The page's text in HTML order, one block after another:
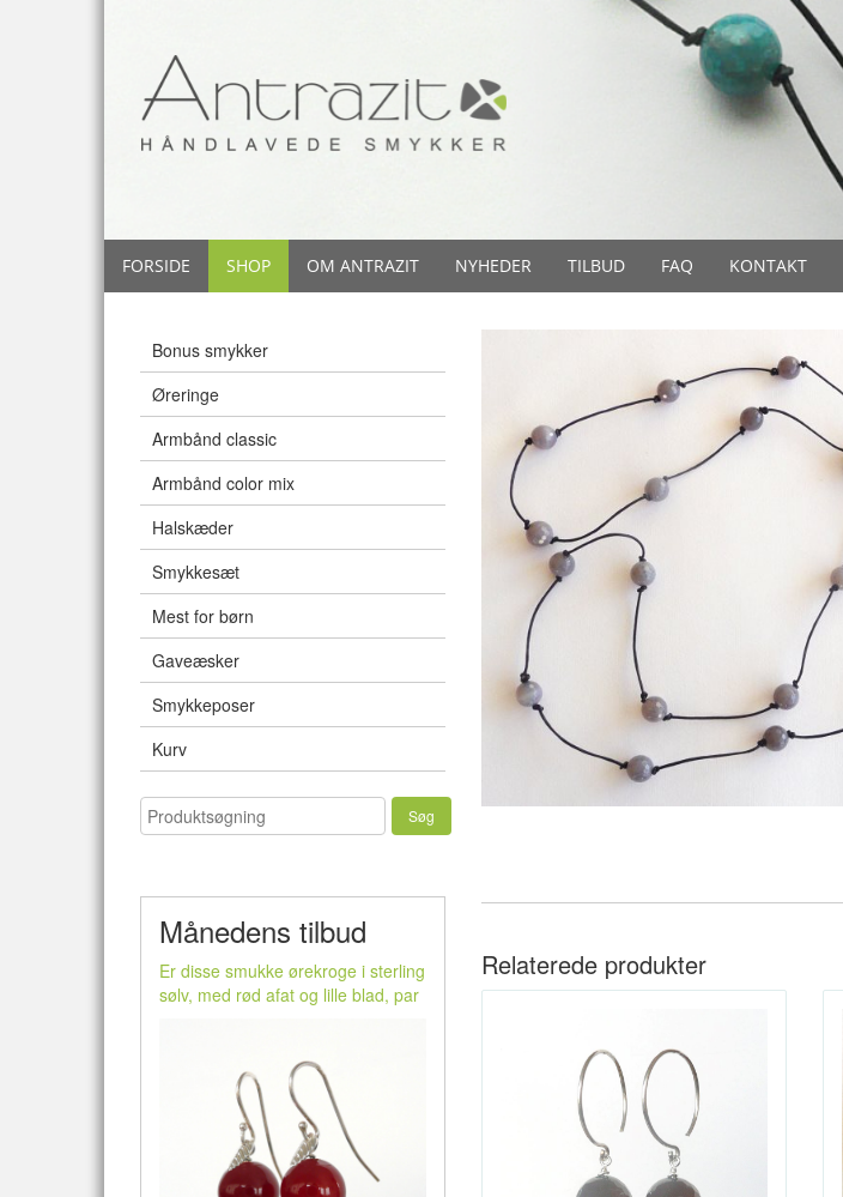
FORSIDE SHOP OM ANTRAZIT NYHEDER TILBUD FAQ KONTAKT
Bonus smykker
Øreringe
Armbånd classic
Armbånd color mix
Halskæder
Smykkesæt
Mest for børn
Gaveæsker
Smykkeposer
Kurv
Månedens tilbud
Er disse smukke ørekroge i sterling
sølv, med rød afat og lille blad, par
Relaterede produkter